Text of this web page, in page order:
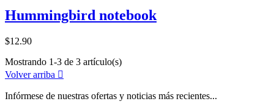
Hummingbird notebook
$12.90
Mostrando 1-3 de 3 artículo(s)
Volver arriba 
Infórmese de nuestras ofertas y noticias más recientes...